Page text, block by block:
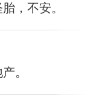
，不安。
。